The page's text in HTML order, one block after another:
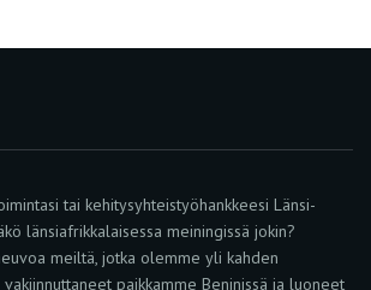
tai kehitysyhteistyöhankkeesi Länsi-
länsiafrikkalaisessa meiningissä jokin?
meiltä, jotka olemme yli kahden
paikkamme Beninissä ja luoneet